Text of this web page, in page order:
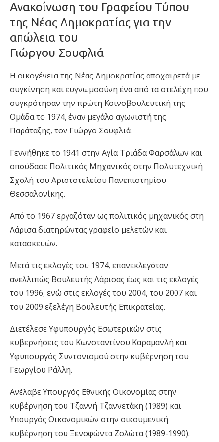
Ανακοίνωση του Γραφείου Τύπου
της Νέας Δημοκρατίας για την
απώλεια του
Γιώργου Σουφλιά
Η οικογένεια της Νέας Δημοκρατίας αποχαιρετά με
συγκίνηση και ευγνωμοσύνη ένα από τα στελέχη που
συγκρότησαν την πρώτη Κοινοβουλευτική της
Ομάδα το 1974, έναν μεγάλο αγωνιστή της
Παράταξης, τον Γιώργο Σουφλιά.
Γεννήθηκε το 1941 στην Αγία Τριάδα Φαρσάλων και
σπούδασε Πολιτικός Μηχανικός στην Πολυτεχνική
Σχολή του Αριστοτελείου Πανεπιστημίου
Θεσσαλονίκης.
Από το 1967 εργαζόταν ως πολιτικός μηχανικός στη
Λάρισα διατηρώντας γραφείο μελετών και
κατασκευών.
Μετά τις εκλογές του 1974, επανεκλεγόταν
ανελλιπώς Βουλευτής Λάρισας έως και τις εκλογές
του 1996, ενώ στις εκλογές του 2004, του 2007 και
του 2009 εξελέγη Βουλευτής Επικρατείας.
Διετέλεσε Υφυπουργός Εσωτερικών στις
κυβερνήσεις του Κωνσταντίνου Καραμανλή και
Υφυπουργός Συντονισμού στην κυβέρνηση του
Γεωργίου Ράλλη.
Ανέλαβε Υπουργός Εθνικής Οικονομίας στην
κυβέρνηση του Τζαννή Τζαννετάκη (1989) και
Υπουργός Οικονομικών στην οικουμενική
κυβέρνηση του Ξενοφώντα Ζολώτα (1989-1990).